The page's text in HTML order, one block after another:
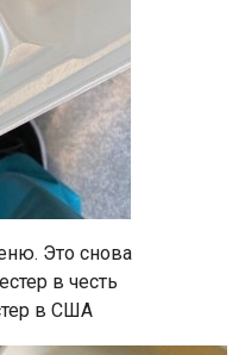
Это снова
в честь
в США